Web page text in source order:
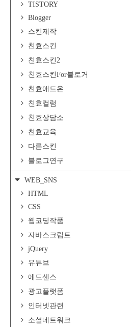
TISTORY
Blogger
스킨제작
친효스킨
친효스킨2
친효스킨For블로거
친효애드온
친효컬럼
친효상담소
친효교육
다른스킨
블로그연구
WEB_SNS
HTML
CSS
웹코딩작품
자바스크립트
jQuery
유튜브
애드센스
광고플랫폼
인터넷관련
소셜네트워크